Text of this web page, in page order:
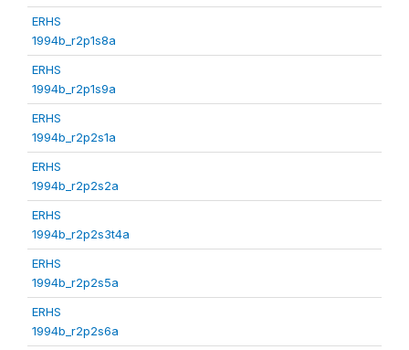
ERHS
1994b_r2p1s8a
ERHS
1994b_r2p1s9a
ERHS
1994b_r2p2s1a
ERHS
1994b_r2p2s2a
ERHS
1994b_r2p2s3t4a
ERHS
1994b_r2p2s5a
ERHS
1994b_r2p2s6a